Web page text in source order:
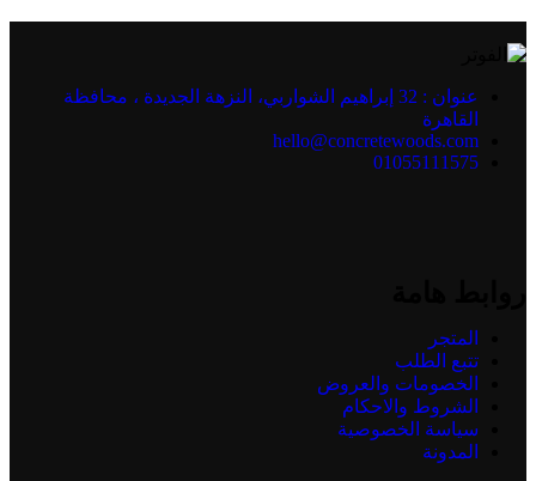
عنوان : 32 إبراهيم الشواربي، النزهة الجديدة ، محافظة
القاهرة
hello@concretewoods.com
01055111575
المتجر
تتبع الطلب
الخصومات والعروض
الشروط والاحكام
سياسة الخصوصية
المدونة